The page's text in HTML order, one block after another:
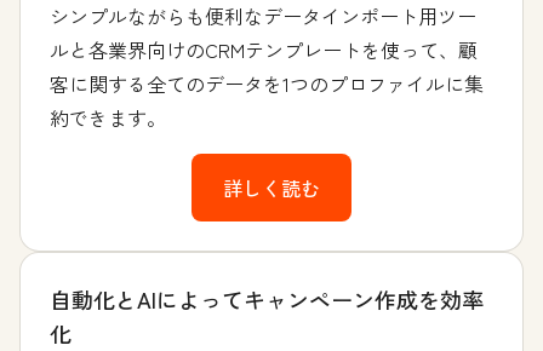
シンプルながらも便利なデータインポート用ツー
ルと各業界向けのCRMテンプレートを使って、顧
客に関する全てのデータを1つのプロファイルに集
約できます。
詳しく読む
自動化とAIによってキャンペーン作成を効率
化